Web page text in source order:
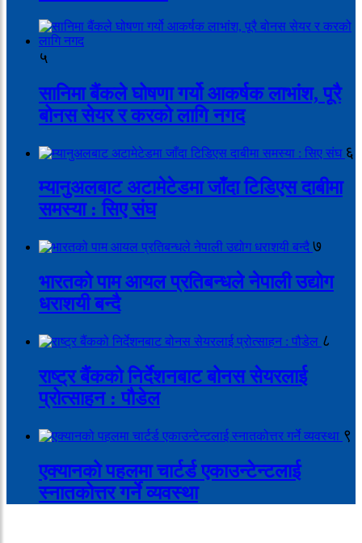
५
सानिमा बैंकले घोषणा गर्यो आकर्षक लाभांश, पूरै
बोनस सेयर र करको लागि नगद
६
म्यानुअलबाट अटामेटेडमा जाँदा टिडिएस दाबीमा
समस्या : सिए संघ
७
भारतको पाम आयल प्रतिबन्धले नेपाली उद्योग
धराशयी बन्दै
८
राष्ट्र बैंकको निर्देशनबाट बोनस सेयरलाई
प्रोत्साहन : पौडेल
९
एक्यानको पहलमा चार्टर्ड एकाउन्टेन्टलाई
स्नातकोत्तर गर्ने व्यवस्था